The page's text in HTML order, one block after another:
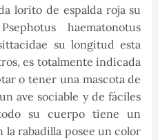
lorito de espalda roja su
haematonotus
su longitud esta
es totalmente indicada
o tener una mascota de
ave sociable y de fáciles
su cuerpo tiene un
la rabadilla posee un color